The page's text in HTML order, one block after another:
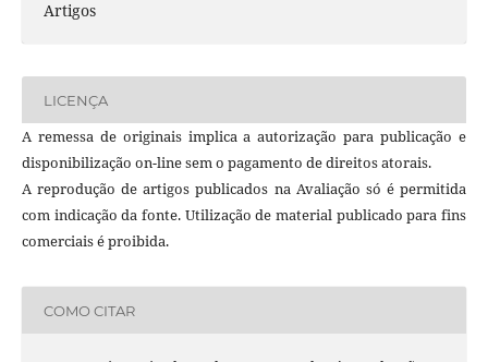
Artigos
LICENÇA
A remessa de originais implica a autorização para publicação e
disponibilização on-line sem o pagamento de direitos atorais.
A reprodução de artigos publicados na Avaliação só é permitida
com indicação da fonte. Utilização de material publicado para fins
comerciais é proibida.
COMO CITAR